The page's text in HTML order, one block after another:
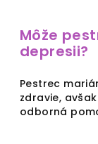
Môže
depresii?
Pestrec
zdravie,
odborná